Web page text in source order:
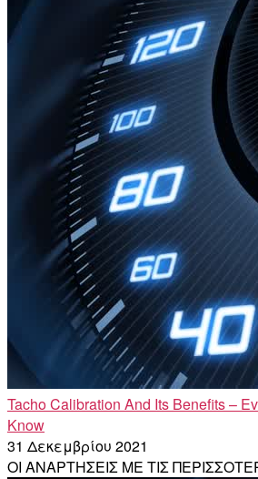
Tacho Calibration And Its Benefits –
Know
31 Δεκεμβρίου 2021
ΟΙ ΑΝΑΡΤΗΣΕΙΣ ΜΕ ΤΙΣ